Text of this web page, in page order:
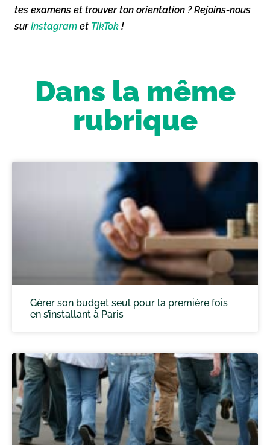
tes examens et trouver ton orientation ? Rejoins-nous
surInstagram et TikTok !
Dans la même
rubrique
Gérer son budget seul pour la première fois
en s’installant à Paris